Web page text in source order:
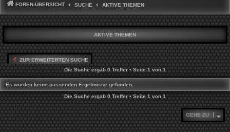
FOREN-ÜBERSICHT SUCHE AKTIVE THEMEN
AKTIVE THEMEN
ZUR ERWEITERTEN SUCHE
Die Suche ergab 0 Treffer • Seite1von1
Es wurden keine passenden Ergebnisse gefunden.
Die Suche ergab 0 Treffer • Seite1von1
GEHE ZU